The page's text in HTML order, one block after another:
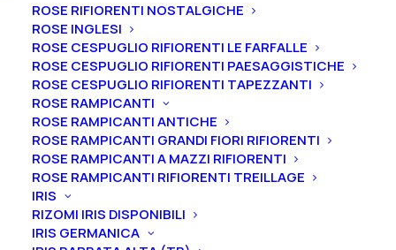
ROSE RIFIORENTI NOSTALGICHE
ROSE INGLESI
ROSE CESPUGLIO RIFIORENTI LE FARFALLE
ROSE CESPUGLIO RIFIORENTI PAESAGGISTICHE
ROSE CESPUGLIO RIFIORENTI TAPEZZANTI
ROSE RAMPICANTI
ROSE RAMPICANTI ANTICHE
ROSE RAMPICANTI GRANDI FIORI RIFIORENTI
ROSE RAMPICANTI A MAZZI RIFIORENTI
ROSE RAMPICANTI RIFIORENTI TREILLAGE
IRIS
RIZOMI IRIS DISPONIBILI
IRIS GERMANICA
Password dimenticata?
Vivaio Il Corbezzolo
Via Consolare
Rimini-San Marino 129/N